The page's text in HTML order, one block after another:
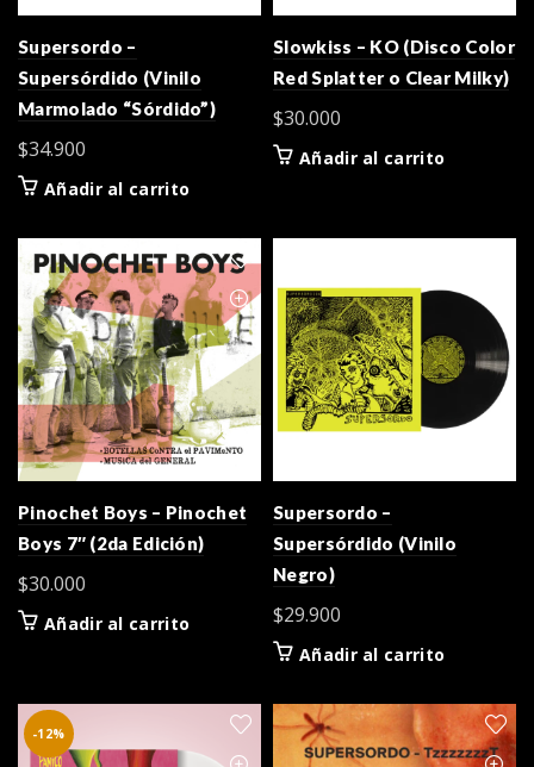
Supersordo –
Supersórdido (Vinilo
Marmolado “Sórdido”)
$34.900
Añadir al carrito
Slowkiss – KO (Disco Color
Red Splatter o Clear Milky)
$30.000
Añadir al carrito
Pinochet Boys – Pinochet
Boys 7″ (2da Edición)
$30.000
Añadir al carrito
Supersordo –
Supersórdido (Vinilo
Negro)
$29.900
Añadir al carrito
-12%